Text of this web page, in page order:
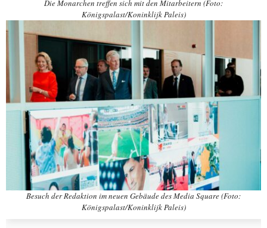
Die Monarchen treffen sich mit den Mitarbeitern (Foto:
Königspalast/Koninklijk Paleis)
Besuch der Redaktion im neuen Gebäude des Media Square (Foto:
Königspalast/Koninklijk Paleis)